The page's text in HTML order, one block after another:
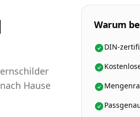
Hause
Warum
DIN-